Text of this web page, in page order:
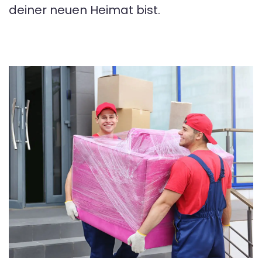
deiner neuen Heimat bist.